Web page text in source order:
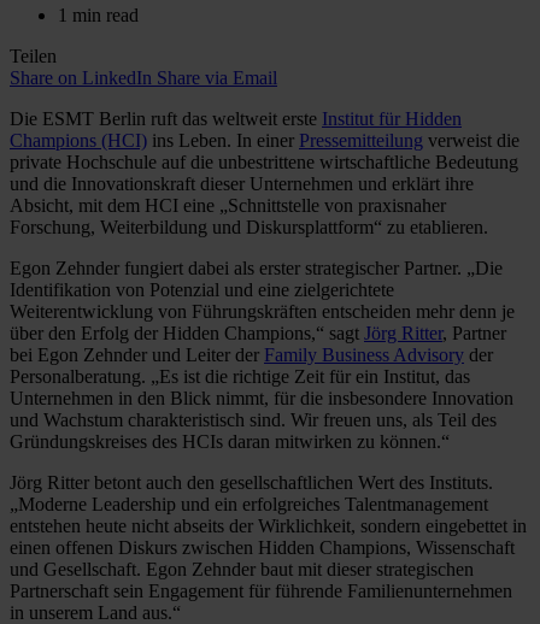
1 min read
Teilen
Share on LinkedIn Share via Email
Die ESMT Berlin ruft das weltweit erste Institut für Hidden
Champions (HCI) ins Leben. In einer Pressemitteilung verweist die
private Hochschule auf die unbestrittene wirtschaftliche Bedeutung
und die Innovationskraft dieser Unternehmen und erklärt ihre
Absicht, mit dem HCI eine „Schnittstelle von praxisnaher
Forschung, Weiterbildung und Diskursplattform“ zu etablieren.
Egon Zehnder fungiert dabei als erster strategischer Partner. „Die
Identifikation von Potenzial und eine zielgerichtete
Weiterentwicklung von Führungskräften entscheiden mehr denn je
über den Erfolg der Hidden Champions,“ sagt Jörg Ritter, Partner
bei Egon Zehnder und Leiter der Family Business Advisory der
Personalberatung. „Es ist die richtige Zeit für ein Institut, das
Unternehmen in den Blick nimmt, für die insbesondere Innovation
und Wachstum charakteristisch sind. Wir freuen uns, als Teil des
Gründungskreises des HCIs daran mitwirken zu können.“
Jörg Ritter betont auch den gesellschaftlichen Wert des Instituts.
„Moderne Leadership und ein erfolgreiches Talentmanagement
entstehen heute nicht abseits der Wirklichkeit, sondern eingebettet in
einen offenen Diskurs zwischen Hidden Champions, Wissenschaft
und Gesellschaft. Egon Zehnder baut mit dieser strategischen
Partnerschaft sein Engagement für führende Familienunternehmen
in unserem Land aus.“